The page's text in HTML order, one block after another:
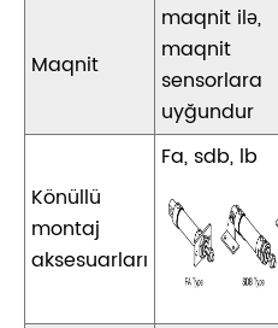
Maqnit
maqnit ilə,
maqnit
sensorlara
uyğundur
Könüllü
montaj
aksesuarları
Fa, sdb, lb